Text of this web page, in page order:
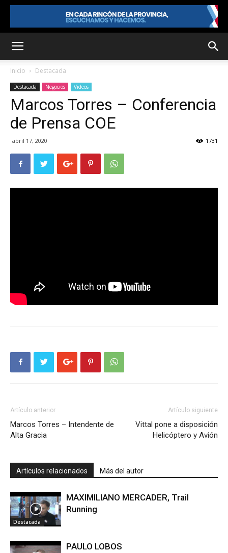
Inicio Destacada
Destacada Negocios Videos
Marcos Torres – Conferencia
de Prensa COE
abril 17, 2020 1731
Artículo anterior
Marcos Torres – Intendente de
Alta Gracia
Artículo siguiente
Vittal pone a disposición
Helicóptero y Avión
Artículos relacionados Más del autor
Destacada
MAXIMILIANO MERCADER, Trail
Running
PAULO LOBOS